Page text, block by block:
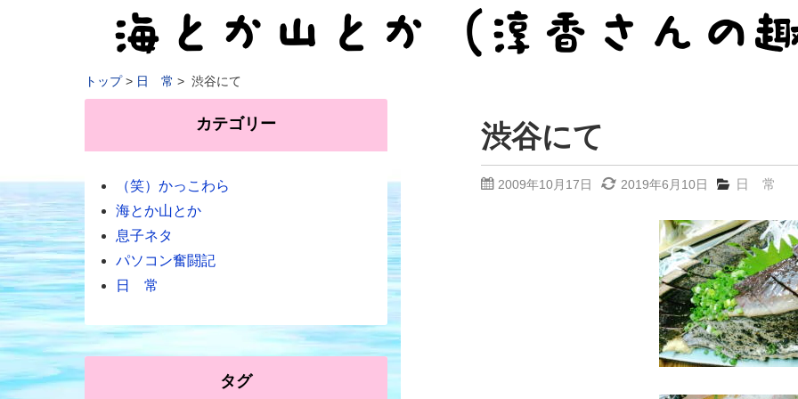
トップ 日 常 渋谷にて
渋谷にて
2009年10月17日 2019年6月10日 日 常
カテゴリー
（笑）かっこわら
海とか山とか
息子ネタ
パソコン奮闘記
日 常
タグ